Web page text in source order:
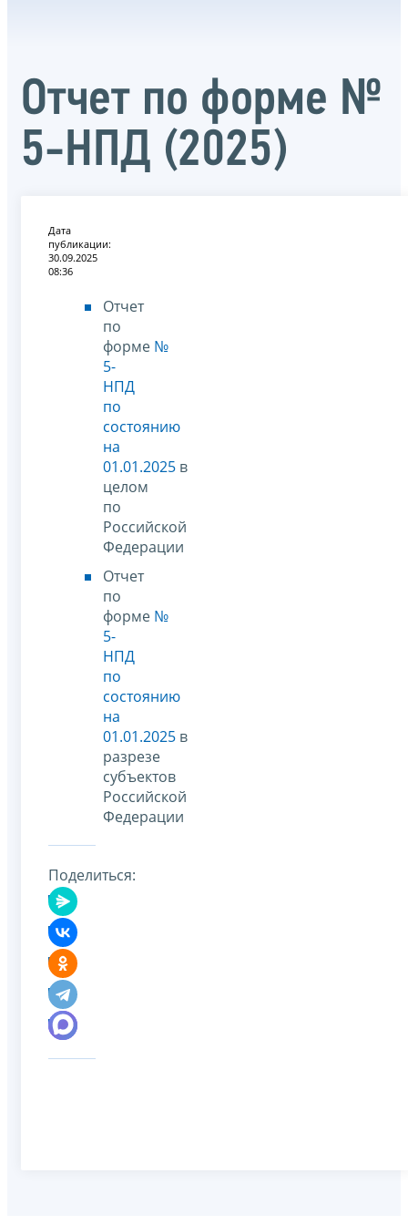
Отчет по форме №
5-НПД (2025)
Дата
публикации:
30.09.2025
08:36
Отчет
по
форме №
5-
НПД
по
состоянию
на
01.01.2025 в
целом
по
Российской
Федерации
Отчет
по
форме №
5-
НПД
по
состоянию
на
01.01.2025 в
разрезе
субъектов
Российской
Федерации
Поделиться: